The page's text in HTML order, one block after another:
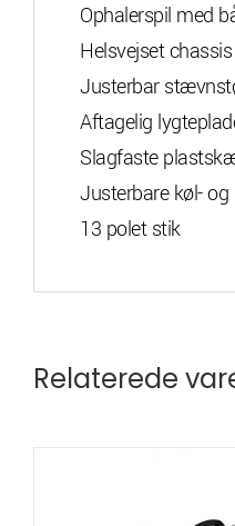
Ophalerspil med
Helsvejset chassis
Justerbar
Aftagelig
Slagfaste
Justerbare køl- og
13 polet stik
Relaterede